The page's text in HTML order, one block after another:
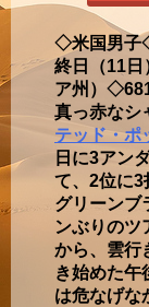
◇米国男子
終日（11
ア州）
真っ赤なシ
テッド・ポ
日に3アン
て、2位に3
グリーンブ
ンぶりのツ
から、雲行
き始めた午
は危なげな